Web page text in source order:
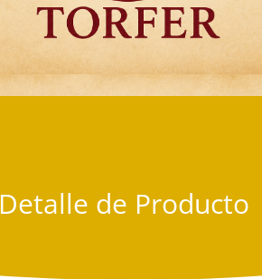
Detalle de Producto